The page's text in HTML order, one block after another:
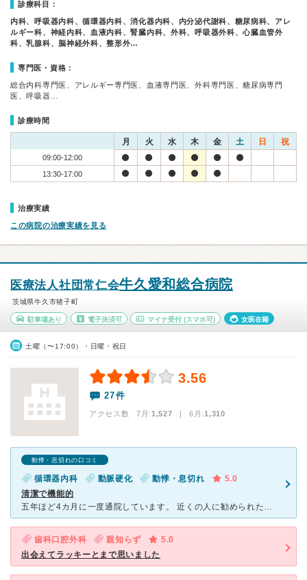
診療科目：
内科、呼吸器内科、循環器内科、消化器内科、内分泌代謝科、糖尿病科、アレ
ルギー科、神経内科、血液内科、腎臓内科、外科、呼吸器外科、心臓血管外
科、乳腺科、脳神経外科、整形外…
専門医・資格：
総合内科専門医、アレルギー専門医、血液専門医、外科専門医、糖尿病専門
医、呼吸器…
診療時間
月 火 水 木 金 土 日 祝
09:00-12:00
13:30-17:00
治療実績
この病院の治療実績を見る
医療法人社団常仁会牛久愛和総合病院
茨城県牛久市猪子町
駐車場あり 電子決済可 マイナ受付 (スマホ可) 女医在籍
土曜（〜17:00）・日曜・祝日
3.56
27件
アクセス数 7月:1,527 | 6月:1,310
動悸・息切れの口コミ
循環器内科 動脈硬化 動悸・息切れ
5.0
清潔で機能的
五年ほど4カ月に一度通院しています。 近くの人に勧められたこともあり、他の病院から医療情報を持って初診にゆきましたがほぼ正解でした。 わたしの場合、循環器内科だけの受診ですが、医師はベテラ
歯科口腔外科 親知らず
5.0
出会えてラッキーとまで思いました